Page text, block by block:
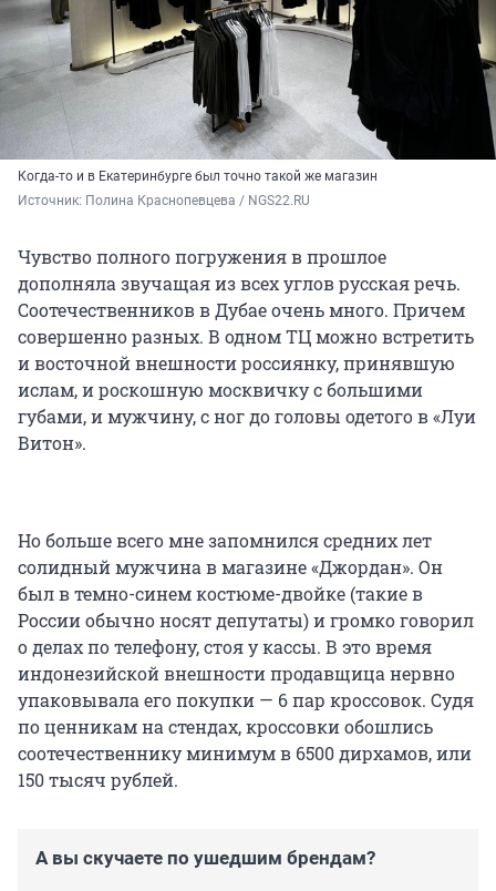
Когда-то и в Екатеринбурге был точно такой же магазин
Источник: Полина Краснопевцева / NGS22.RU
Чувство полного погружения в прошлое
дополняла звучащая из всех углов русская речь.
Соотечественников в Дубае очень много. Причем
совершенно разных. В одном ТЦ можно встретить
и восточной внешности россиянку, принявшую
ислам, и роскошную москвичку с большими
губами, и мужчину, с ног до головы одетого в «Луи
Витон».
Но больше всего мне запомнился средних лет
солидный мужчина в магазине «Джордан». Он
был в темно-синем костюме-двойке (такие в
России обычно носят депутаты) и громко говорил
о делах по телефону, стоя у кассы. В это время
индонезийской внешности продавщица нервно
упаковывала его покупки — 6 пар кроссовок. Судя
по ценникам на стендах, кроссовки обошлись
соотечественнику минимум в 6500 дирхамов, или
150 тысяч рублей.
А вы скучаете по ушедшим брендам?